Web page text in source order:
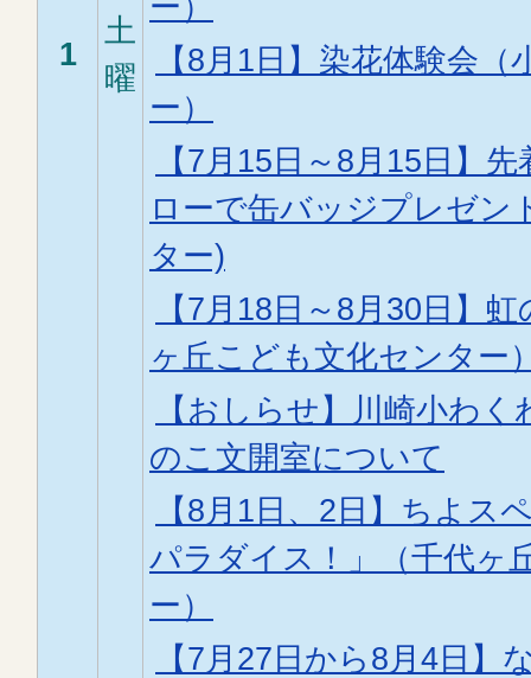
1
土
曜
【8月1日】染花体験会
ー）
【7月15日～8月15日】
ローで缶バッジプレゼン
ター)
【7月18日～8月30日】
ヶ丘こども文化センター
【おしらせ】川崎小わ
のこ文開室について
【8月1日、2日】ちよス
パラダイス！」（千代ヶ
ー）
【7月27日から8月4日】